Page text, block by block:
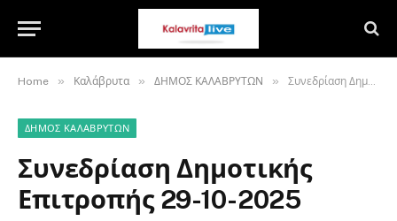
Home » Καλάβρυτα » ΔΗΜΟΣ ΚΑΛΑΒΡΥΤΩΝ » Συνεδρίαση Δημοτικής Επιτροπής 29-10-2025
ΔΗΜΟΣ ΚΑΛΑΒΡΥΤΩΝ
Συνεδρίαση Δημοτικής
Επιτροπής 29-10-2025